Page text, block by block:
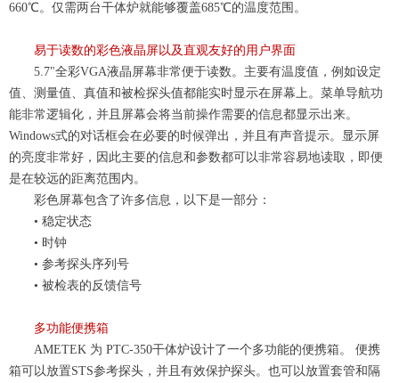
660℃。仅需两台干体炉就能够覆盖685℃的温度范围。
易于读数的彩色液晶屏以及直观友好的用户界面
5.7"全彩VGA液晶屏幕非常便于读数。主要有温度值，例如设定
值、测量值、真值和被检探头值都能实时显示在屏幕上。菜单导航功
能非常逻辑化，并且屏幕会将当前操作需要的信息都显示出来。
Windows式的对话框会在必要的时候弹出， 并且有声音提示。显示屏
的亮度非常好，因此主要的信息和参数都可以非常容易地读取，即便
是在较远的距离范围内。
彩色屏幕包含了许多信息，以下是一部分：
• 稳定状态
• 时钟
• 参考探头序列号
• 被检表的反馈信号
多功能便携箱
AMETEK 为 PTC-350干体炉设计了一个多功能的便携箱。 便携
箱可以放置STS参考探头，并且有效保护探头。也可以放置套管和隔